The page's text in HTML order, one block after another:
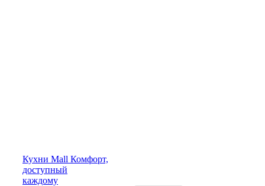
Кухни Mall Комфорт,
доступный
каждому